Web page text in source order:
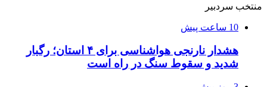
منتخب سردبیر
10 ساعت پیش
هشدار نارنجی هواشناسی برای ۴ استان؛ رگبار
شدید و سقوط سنگ در راه است